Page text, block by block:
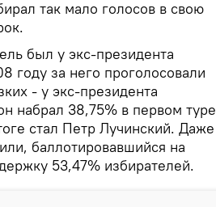
так мало голосов в свою
был у экс-президента
году за него проголосовали
- у экс-президента
набрал 38,75% в первом туре
стал Петр Лучинский. Даже
баллотировавшийся на
53,47% избирателей.